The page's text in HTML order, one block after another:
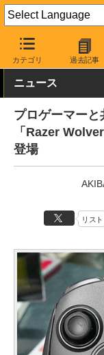
カテゴリ 過去記事
AKIBA PC Hotline!
ニュース
プロゲーマー
「Razer
登場
リスト